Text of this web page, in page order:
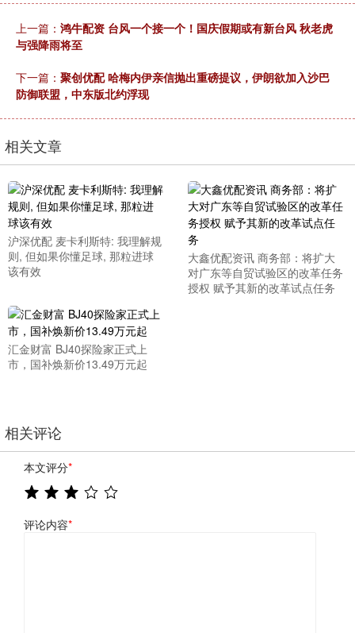
上一篇： 鸿牛配资 台风一个接一个！国庆假期或有新台风 秋老虎
与强降雨将至
下一篇： 聚创优配 哈梅内伊亲信抛出重磅提议，伊朗欲加入沙巴
防御联盟，中东版北约浮现
相关文章
沪深优配 麦卡利斯特: 我理解规
则, 但如果你懂足球, 那粒进球
该有效
大鑫优配资讯 商务部：将扩大
对广东等自贸试验区的改革任务
授权 赋予其新的改革试点任务
汇金财富 BJ40探险家正式上
市，国补焕新价13.49万元起
相关评论
本文评分*
评论内容*